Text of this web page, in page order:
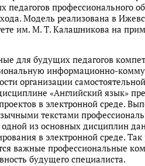
педагогов профессионального
Модель реализована в
им. М. Т. Калашникова на
для будущих педагогов
информационно-
организации
«Английский язык»
в электронной среде.
текстами
из основных дисциплин
в электронной среде.
важные профессиональные
будущего специалиста.